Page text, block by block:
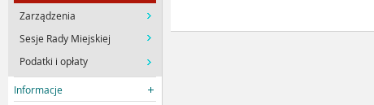
Zarządzenia
Sesje Rady Miejskiej
Podatki i opłaty
Informacje